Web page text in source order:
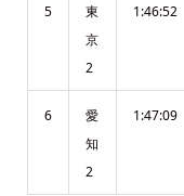
5
東
京
2
1:46:52
6
愛
知
2
1:47:09